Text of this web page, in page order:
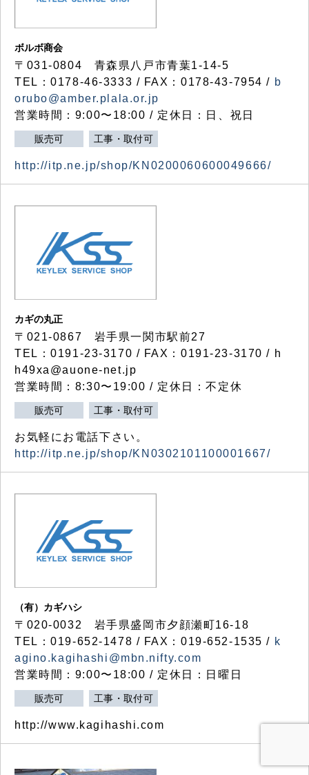
ボルボ商会
〒031-0804 青森県八戸市青葉1-14-5
TEL：0178-46-3333 / FAX：0178-43-7954 / b
orubo@amber.plala.or.jp
営業時間：9:00〜18:00 / 定休日：日、祝日
販売可 工事・取付可
http://itp.ne.jp/shop/KN0200060600049666/
カギの丸正
〒021-0867 岩手県一関市駅前27
TEL：0191-23-3170 / FAX：0191-23-3170 / h
h49xa@auone-net.jp
営業時間：8:30〜19:00 / 定休日：不定休
販売可 工事・取付可
お気軽にお電話下さい。
http://itp.ne.jp/shop/KN0302101100001667/
（有）カギハシ
〒020-0032 岩手県盛岡市夕顔瀬町16-18
TEL：019-652-1478 / FAX：019-652-1535 / k
agino.kagihashi@mbn.nifty.com
営業時間：9:00〜18:00 / 定休日：日曜日
販売可 工事・取付可
http://www.kagihashi.com